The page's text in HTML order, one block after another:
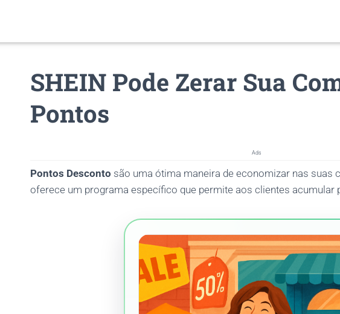
SHEIN Pode Zerar Sua
Pontos
Ads
Pontos Desconto são uma ótima maneira de economizar nas suas
oferece um programa específico que permite aos clientes acumular